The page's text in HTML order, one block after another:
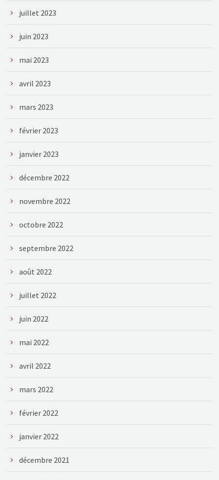
juillet 2023
juin 2023
mai 2023
avril 2023
mars 2023
février 2023
janvier 2023
décembre 2022
novembre 2022
octobre 2022
septembre 2022
août 2022
juillet 2022
juin 2022
mai 2022
avril 2022
mars 2022
février 2022
janvier 2022
décembre 2021